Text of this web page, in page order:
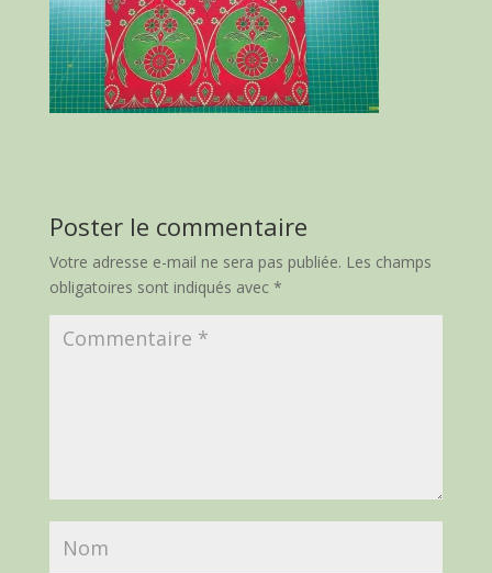
Poster le commentaire
Votre adresse e-mail ne sera pas publiée. Les champs
obligatoires sont indiqués avec *